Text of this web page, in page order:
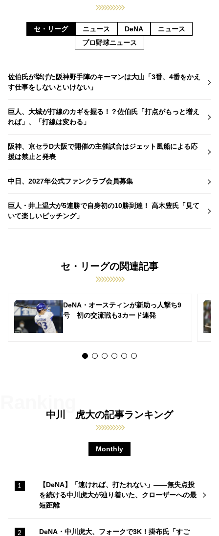
セ・リーグ ニュース DeNA
ニュース
プロ野球ニュース
佐伯氏が挙げた阪神野手陣のキーマンは大山「3番、4番をかえ
す仕事をしないといけない」
巨人、大城が打線のカギを握る！？佐伯氏「打点がもっと増え
れば」、「打線は変わる」
阪神、京セラD大阪で開催の主催試合はジェット風船による応
援は禁止と発表
中日、2027年公式ファンクラブ会員募集
巨人・井上温大が5連勝で自身初の10勝到達！ 高木豊氏「見て
いて楽しいピッチング」
セ・リーグの関連記事
DeNA・オースティンが新助っ人撃ち9
号 初の交流戦も3カード連発
中川 虎大の記事ランキング
Monthly
【DeNA】「速ければ、打たれない」――無失点投
を続ける中川虎大が辿り着いた、クローザーへの最
短距離
DeNA・中川虎大、フォークで3K！掛布氏「すご